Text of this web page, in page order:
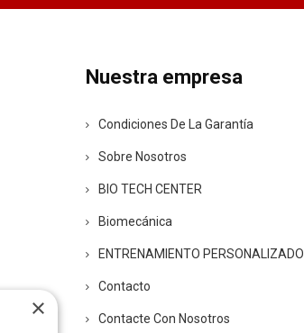
Nuestra empresa
Condiciones De La Garantía
Sobre Nosotros
BIO TECH CENTER
Biomecánica
ENTRENAMIENTO PERSONALIZADO
Contacto
Contacte Con Nosotros
×